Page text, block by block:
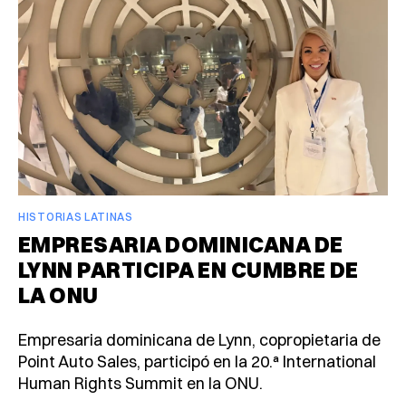
HISTORIAS LATINAS
EMPRESARIA DOMINICANA DE
LYNN PARTICIPA EN CUMBRE DE
LA ONU
Empresaria dominicana de Lynn, copropietaria de
Point Auto Sales, participó en la 20.ª International
Human Rights Summit en la ONU.